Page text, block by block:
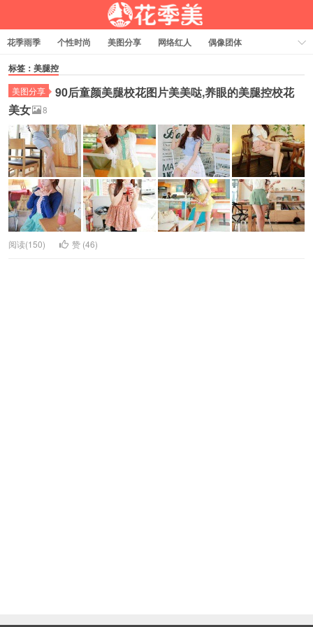
花季雨季 个性时尚 美图分享 网络红人
偶像团体
福利资源
热门排行
标签：美腿控
美图分享
90后童颜美腿校花图片美美哒,养眼的美腿控校花
美女
8
阅读(150) 赞 (46)